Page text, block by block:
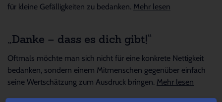
für kleine Gefälligkeiten zu bedanken. Mehr lesen
„Danke – dass es dich gibt!“
Oftmals möchte man sich nicht für eine konkrete Nettigkeit
bedanken, sondern einem Mitmenschen gegenüber einfach
seine Wertschätzung zum Ausdruck bringen. Mehr lesen